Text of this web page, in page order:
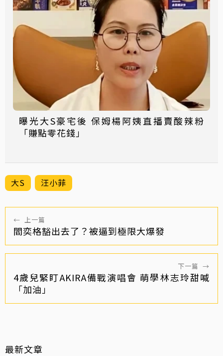
曝光大S豪宅後 保姆楊阿姨直播賣酸辣粉
「賺點零花錢」
大S 汪小菲
← 上一篇
閻奕格豁出去了？被逼到極限大爆發
下一篇 →
4歲兒緊盯AKIRA備戰演唱會 萌學林志玲甜喊
「加油」
最新文章